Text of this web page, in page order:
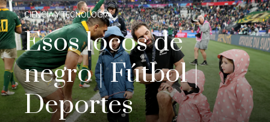
CIENCIA Y TECNOLOGÍA
Esos locos de
negro | Fútbol |
Deportes